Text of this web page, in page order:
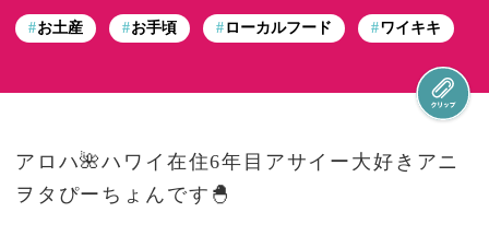
お土産 お手頃 ローカルフード ワイキキ
アロハ🌺ハワイ在住6年目アサイー大好きアニ
ヲタぴーちょんです🐣